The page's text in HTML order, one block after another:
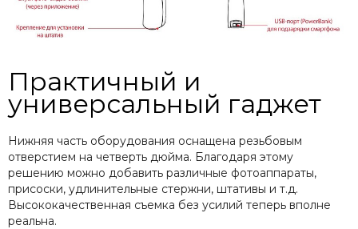
Практичный и
универсальный гаджет
Нижняя часть оборудования оснащена резьбовым
отверстием на четверть дюйма. Благодаря этому
решению можно добавить различные фотоаппараты,
присоски, удлинительные стержни, штативы и т.д.
Высококачественная съемка без усилий теперь вполне
реальна.